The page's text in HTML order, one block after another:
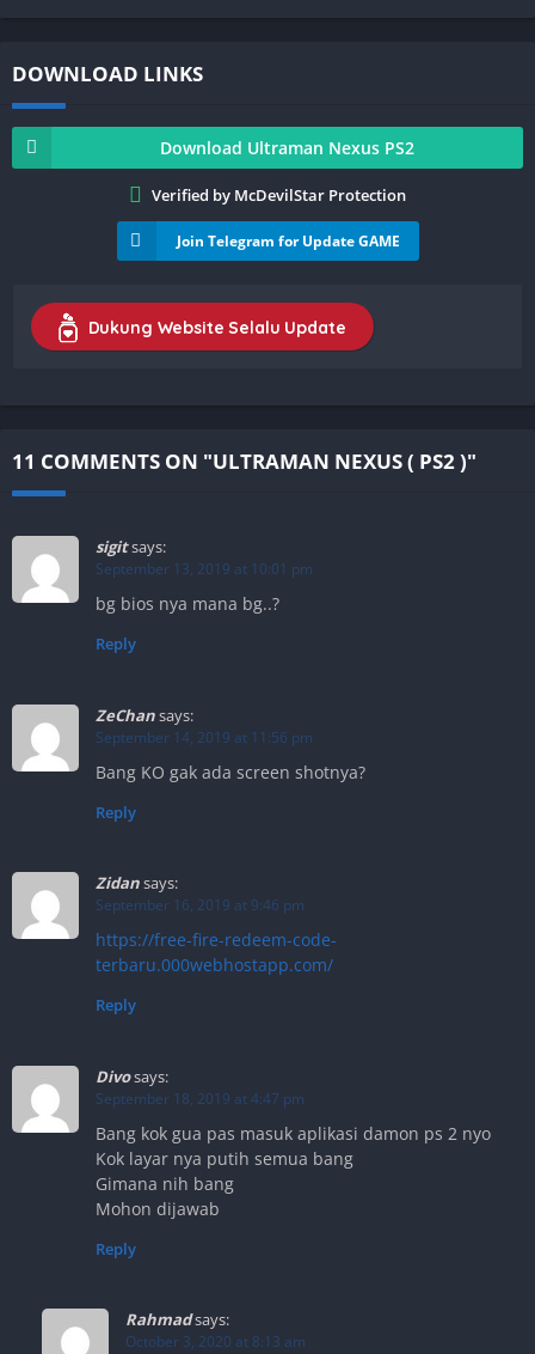
DOWNLOAD LINKS
Download Ultraman Nexus PS2
Verified by McDevilStar Protection
Join Telegram for Update GAME
Dukung Website Selalu Update
11 COMMENTS ON "ULTRAMAN NEXUS ( PS2 )"
sigitsays:
September 13, 2019 at 10:01 pm
bg bios nya mana bg..?
Reply
ZeChansays:
September 14, 2019 at 11:56 pm
Bang KO gak ada screen shotnya?
Reply
Zidansays:
September 16, 2019 at 9:46 pm
https://free-fire-redeem-code-
terbaru.000webhostapp.com/
Reply
Divosays:
September 18, 2019 at 4:47 pm
Bang kok gua pas masuk aplikasi damon ps 2 nyo
Kok layar nya putih semua bang
Gimana nih bang
Mohon dijawab
Reply
Rahmadsays:
October 3, 2020 at 8:13 am